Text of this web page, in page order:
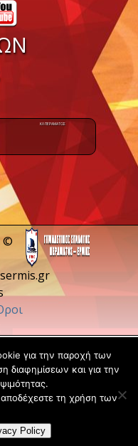
ΚΛ ΠΕΡΑΜΑΤΟΣ
©
για την παροχή των
διαφημίσεων και για την
τη χρήση των
Policy